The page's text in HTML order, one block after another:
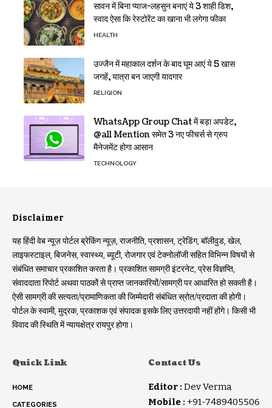
सावन में बिना प्याज-लहसुन बनाएं ये 3 शाही डिश,
स्वाद ऐसा कि रेस्टोरेंट का खाना भी लगेगा फीका
HEALTH
उज्जैन में महाकाल दर्शन के बाद घूम आएं ये 5 खास
जगहें, यात्रा बन जाएगी यादगार
RELIGION
WhatsApp Group Chat में बड़ा अपडेट,
@all Mention समेत 3 नए फीचर्स से ग्रुप
मैनेजमेंट होगा आसान
TECHNOLOGY
Disclaimer
यह हिंदी वेब न्यूज़ पोर्टल ब्रेकिंग न्यूज़, राजनीति, प्रशासन, ट्रेडिंग, बॉलीवुड, खेल,
लाइफस्टाइल, बिजनेस, स्वास्थ्य, ब्यूटी, रोजगार एवं टेक्नोलॉजी सहित विभिन्न विषयों से
संबंधित समाचार प्रकाशित करता है। प्रकाशित सामग्री इंटरनेट, प्रेस विज्ञप्ति,
संवाददाता रिपोर्ट अथवा पाठकों से प्राप्त जानकारियों/सामग्री पर आधारित हो सकती है।
ऐसी सामग्री की सत्यता/प्रामाणिकता की जिम्मेदारी संबंधित स्रोत/प्रदाता की होगी।
पोर्टल के स्वामी, मुद्रक, प्रकाशक एवं संपादक इसके लिए उत्तरदायी नहीं होंगे। किसी भी
विवाद की स्थिति में न्यायक्षेत्र रायपुर होगा।
Quick Link
HOME
CATEGORIES
Contact Us
Editor : Dev Verma
Mobile : +91-7489405506